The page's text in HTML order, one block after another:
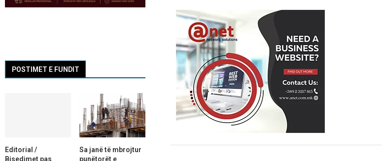
POSTIMET E FUNDIT
Editorial /
Bisedimet pas
Sa janë të mbrojtur
punëtorët e